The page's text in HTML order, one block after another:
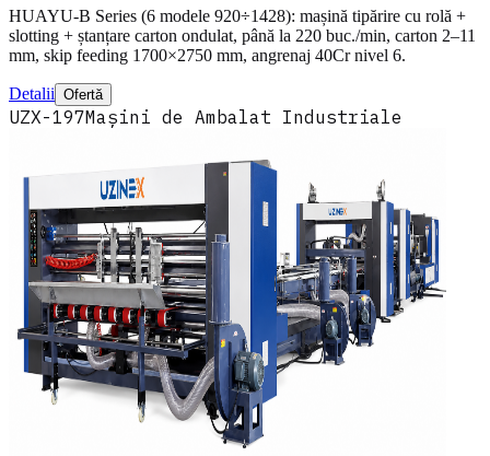
HUAYU-B Series (6 modele 920÷1428): mașină tipărire cu rolă +
slotting + ștanțare carton ondulat, până la 220 buc./min, carton 2–11
mm, skip feeding 1700×2750 mm, angrenaj 40Cr nivel 6.
Detalii Ofertă
UZX-197Mașini de Ambalat Industriale